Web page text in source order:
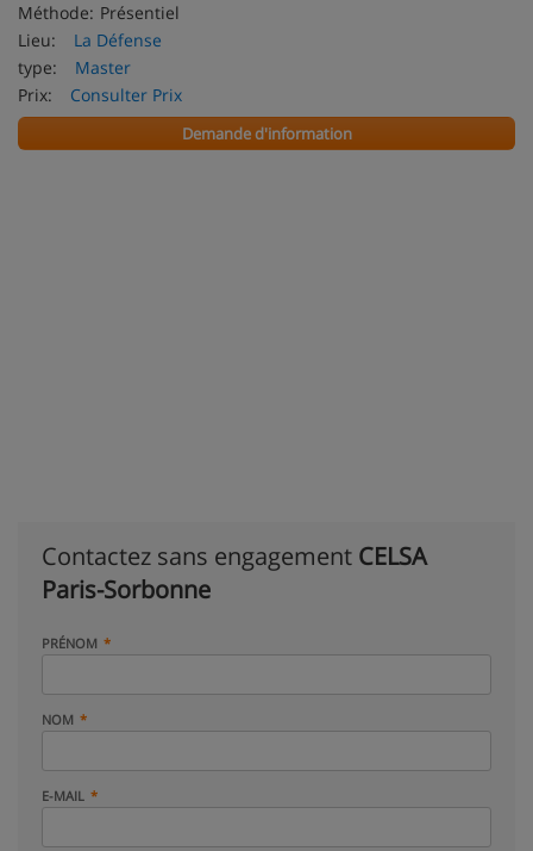
Méthode: Présentiel
Lieu:
La Défense
type:
Master
Prix:
Consulter Prix
Demande d'information
Contactez sans engagement CELSA
Paris-Sorbonne
PRÉNOM
NOM
E-MAIL